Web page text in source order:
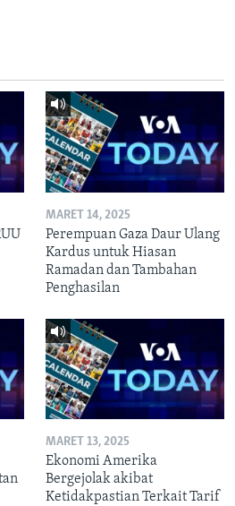
MARET 14, 2025
Perempuan Gaza Daur Ulang
Kardus untuk Hiasan
Ramadan dan Tambahan
Penghasilan
MARET 13, 2025
Ekonomi Amerika
Bergejolak akibat
Ketidakpastian Terkait Tarif